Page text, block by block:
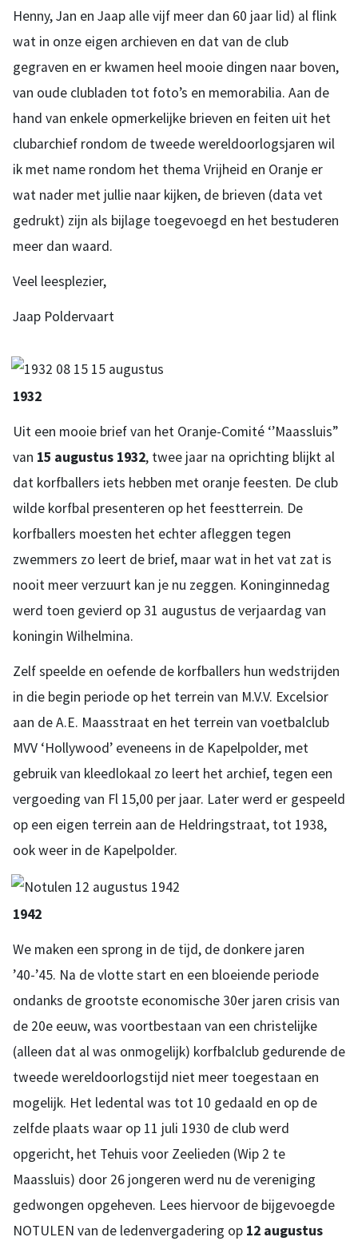
Henny, Jan en Jaap alle vijf meer dan 60 jaar lid) al flink
wat in onze eigen archieven en dat van de club
gegraven en er kwamen heel mooie dingen naar boven,
van oude clubladen tot foto’s en memorabilia. Aan de
hand van enkele opmerkelijke brieven en feiten uit het
clubarchief rondom de tweede wereldoorlogsjaren wil
ik met name rondom het thema Vrijheid en Oranje er
wat nader met jullie naar kijken, de brieven (data vet
gedrukt) zijn als bijlage toegevoegd en het bestuderen
meer dan waard.
Veel leesplezier,
Jaap Poldervaart
1932
Uit een mooie brief van het Oranje-Comité ‘’Maassluis”
van 15 augustus 1932, twee jaar na oprichting blijkt al
dat korfballers iets hebben met oranje feesten. De club
wilde korfbal presenteren op het feestterrein. De
korfballers moesten het echter afleggen tegen
zwemmers zo leert de brief, maar wat in het vat zat is
nooit meer verzuurt kan je nu zeggen. Koninginnedag
werd toen gevierd op 31 augustus de verjaardag van
koningin Wilhelmina.
Zelf speelde en oefende de korfballers hun wedstrijden
in die begin periode op het terrein van M.V.V. Excelsior
aan de A.E. Maasstraat en het terrein van voetbalclub
MVV ‘Hollywood’ eveneens in de Kapelpolder, met
gebruik van kleedlokaal zo leert het archief, tegen een
vergoeding van Fl 15,00 per jaar. Later werd er gespeeld
op een eigen terrein aan de Heldringstraat, tot 1938,
ook weer in de Kapelpolder.
1942
We maken een sprong in de tijd, de donkere jaren
’40-’45. Na de vlotte start en een bloeiende periode
ondanks de grootste economische 30er jaren crisis van
de 20e eeuw, was voortbestaan van een christelijke
(alleen dat al was onmogelijk) korfbalclub gedurende de
tweede wereldoorlogstijd niet meer toegestaan en
mogelijk. Het ledental was tot 10 gedaald en op de
zelfde plaats waar op 11 juli 1930 de club werd
opgericht, het Tehuis voor Zeelieden (Wip 2 te
Maassluis) door 26 jongeren werd nu de vereniging
gedwongen opgeheven. Lees hiervoor de bijgevoegde
NOTULEN van de ledenvergadering op 12 augustus